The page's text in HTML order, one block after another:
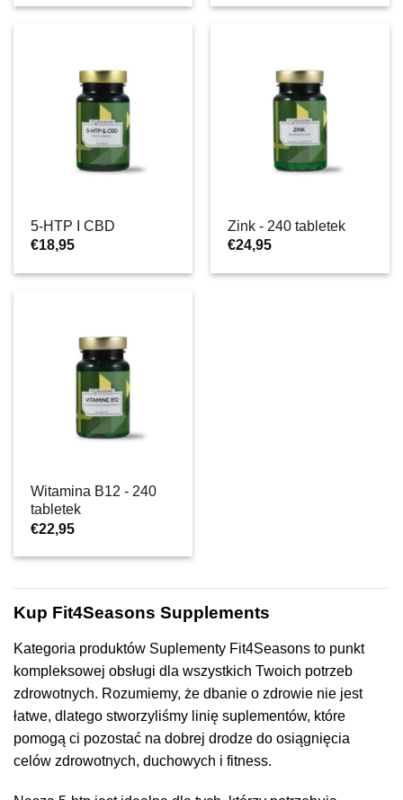
5-HTP I CBD
€18,95
Zink - 240 tabletek
€24,95
Witamina B12 - 240
tabletek
€22,95
Kup Fit4Seasons Supplements
Kategoria produktów Suplementy Fit4Seasons to punkt
kompleksowej obsługi dla wszystkich Twoich potrzeb
zdrowotnych. Rozumiemy, że dbanie o zdrowie nie jest
łatwe, dlatego stworzyliśmy linię suplementów, które
pomogą ci pozostać na dobrej drodze do osiągnięcia
celów zdrowotnych, duchowych i fitness.